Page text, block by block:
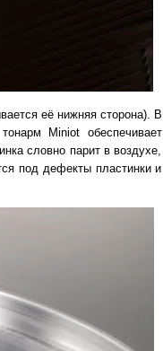
её нижняя сторона). В
Miniot обеспечивает
словно парит в воздухе,
под дефекты пластинки и